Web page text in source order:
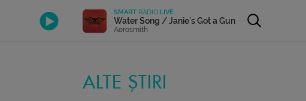
SMART RADIO LIVE
Water Song / Janie's Got a Gun
Aerosmith
ALTE ȘTIRI